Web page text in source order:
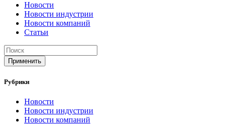
Новости
Новости индустрии
Новости компаний
Статьи
Применить
Рубрики
Новости
Новости индустрии
Новости компаний